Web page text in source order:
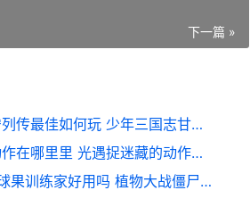
下一篇 »
少年三国志甘宁列传最佳如何玩 少年三国志甘宁阵容搭配
光遇捉迷藏的动作在哪里里 光遇捉迷藏的动作在哪里
植物大战僵尸2球果训练家好用吗 植物大战僵尸2老版本